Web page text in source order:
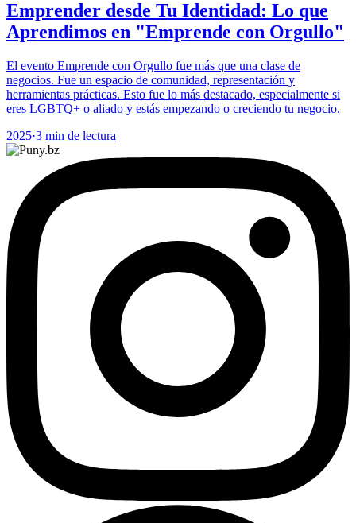
Emprender desde Tu Identidad: Lo que
Aprendimos en "Emprende con Orgullo"
El evento Emprende con Orgullo fue más que una clase de
negocios. Fue un espacio de comunidad, representación y
herramientas prácticas. Esto fue lo más destacado, especialmente si
eres LGBTQ+ o aliado y estás empezando o creciendo tu negocio.
2025·3 min de lectura